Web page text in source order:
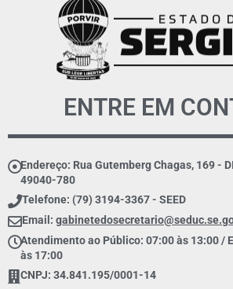
ENTRE EM
Endereço: Rua Gutemberg Chagas, 169 -
49040-780
Telefone: (79) 3194-3367 - SEED
Email:
Atendimento ao Público: 07:00 às 13:00 /
às 17:00
CNPJ: 34.841.195/0001-14